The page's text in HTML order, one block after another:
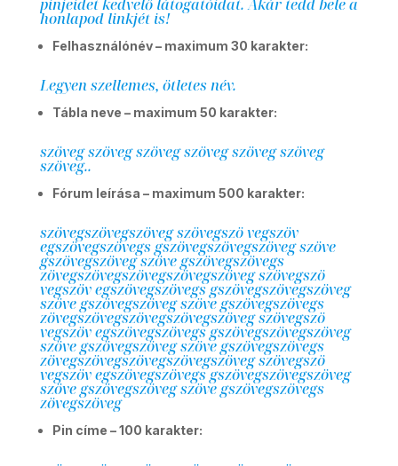
pinjeidet kedvelő látogatóidat. Akár tedd bele a
honlapod linkjét is!
Felhasználónév – maximum 30 karakter:
Legyen szellemes, ötletes név.
Tábla neve – maximum 50 karakter:
szöveg szöveg szöveg szöveg szöveg szöveg
szöveg..
Fórum leírása – maximum 500 karakter:
szövegszövegszöveg szövegszö vegszöv
egszövegszövegs gszövegszövegszöveg szöve
gszövegszöveg szöve gszövegszövegs
zövegszövegszövegszövegszöveg szövegszö
vegszöv egszövegszövegs gszövegszövegszöveg
szöve gszövegszöveg szöve gszövegszövegs
zövegszövegszövegszövegszöveg szövegszö
vegszöv egszövegszövegs gszövegszövegszöveg
szöve gszövegszöveg szöve gszövegszövegs
zövegszövegszövegszövegszöveg szövegszö
vegszöv egszövegszövegs gszövegszövegszöveg
szöve gszövegszöveg szöve gszövegszövegs
zövegszöveg
Pin címe – 100 karakter: